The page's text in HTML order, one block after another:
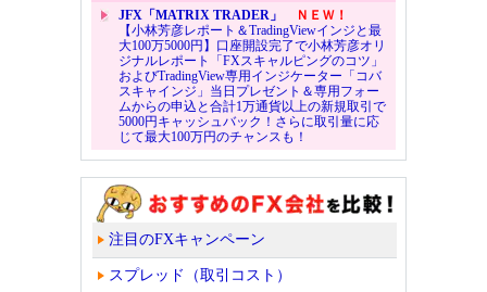
JFX「MATRIX TRADER」
ＮＥＷ！
【小林芳彦レポート＆TradingViewインジと最
大100万5000円】口座開設完了で小林芳彦オリ
ジナルレポート「FXスキャルピングのコツ」
およびTradingView専用インジケーター「コバ
スキャインジ」当日プレゼント＆専用フォー
ムからの申込と合計1万通貨以上の新規取引で
5000円キャッシュバック！さらに取引量に応
じて最大100万円のチャンスも！
注目のFXキャンペーン
スプレッド（取引コスト）